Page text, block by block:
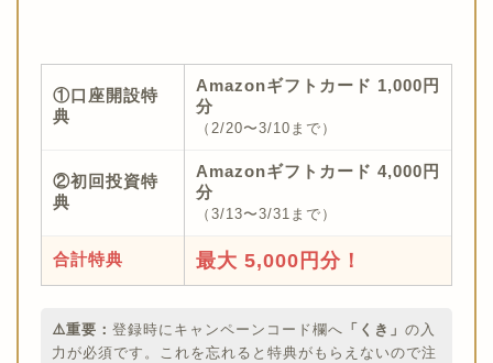
①口座開設特
典
Amazonギフトカード 1,000円
分
（2/20〜3/10まで）
②初回投資特
典
Amazonギフトカード 4,000円
分
（3/13〜3/31まで）
合計特典 最大 5,000円分！
⚠️重要： 登録時にキャンペーンコード欄へ 「くき」 の入
力が必須です。これを忘れると特典がもらえないので注